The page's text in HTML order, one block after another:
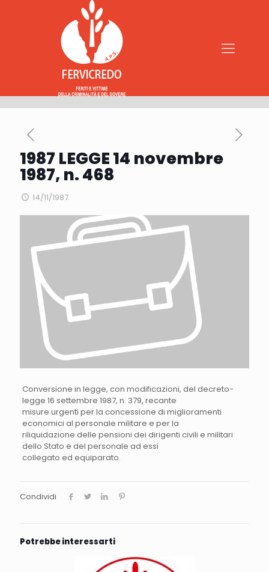
1987 LEGGE 14 novembre
1987, n. 468
14/11/1987
Conversione in legge, con modificazioni, del decreto-
legge 16 settembre 1987, n. 379, recante
misure urgenti per la concessione di miglioramenti
economici al personale militare e per la
riliquidazione delle pensioni dei dirigenti civili e militari
dello Stato e del personale ad essi
collegato ed equiparato.
Condividi
Potrebbe interessarti